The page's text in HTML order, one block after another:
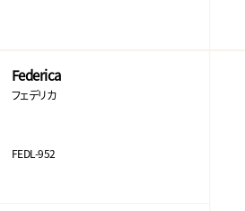
Federica
フェデリカ
FEDL-952